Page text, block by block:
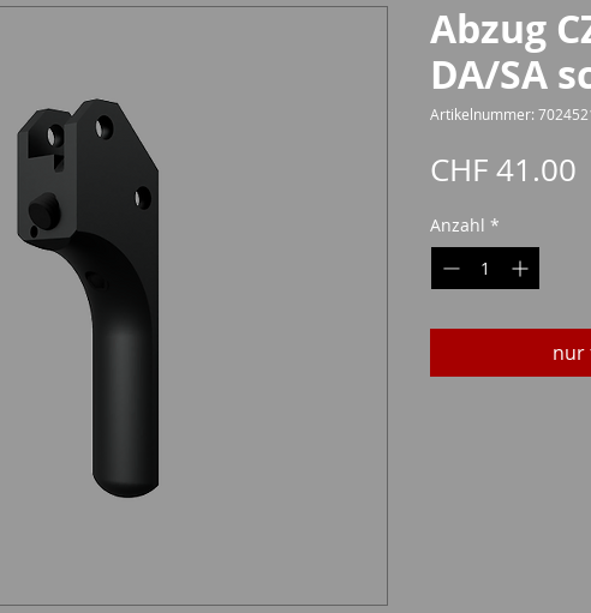
Abzug
DA/SA
Artikelnummer:
CHF 41.00
Anzahl *
nur